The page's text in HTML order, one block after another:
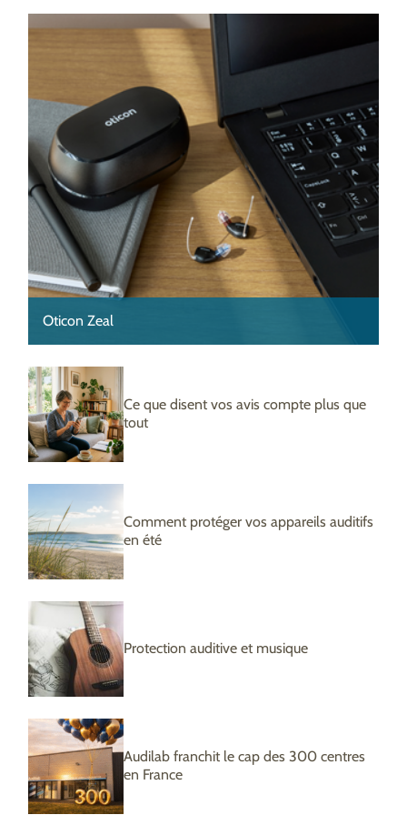
Oticon Zeal
Ce que disent vos avis compte plus que
tout
Comment protéger vos appareils auditifs
en été
Protection auditive et musique
Audilab franchit le cap des 300 centres
en France